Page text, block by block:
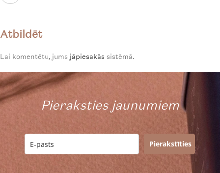
Atbildēt
Lai komentētu, jums jāpiesakās sistēmā.
Pieraksties jaunumiem
Pierakstīties